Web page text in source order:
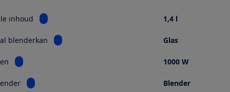
inhoud Bekijk informatie voor Maximale inhoud
1,4 l
blenderkan Bekijk informatie voor Materiaal blenderkan
Glas
Bekijk informatie voor Vermogen 1000 W
Bekijk informatie voor Soort blender Blender